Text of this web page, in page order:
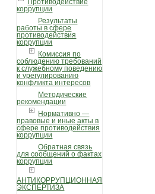
коррупции
Результаты
работы в сфере
противодействия
коррупции
Комиссия по
соблюдению требований
к служебному поведению
и урегулированию
конфликта интересов
Методические
рекомендации
Нормативно —
правовые и иные акты в
сфере противодействия
коррупции
Обратная связь
для сообщений о фактах
коррупции
АНТИКОРРУПЦИОННАЯ
ЭКСПЕРТИЗА